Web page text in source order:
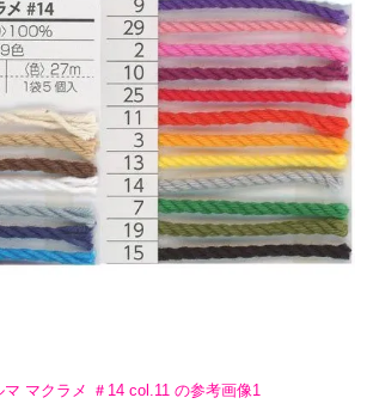
マ マクラメ ＃14 col.11 の参考画像1